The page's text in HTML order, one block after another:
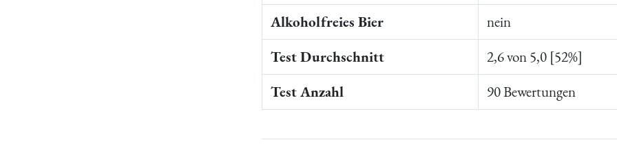
Alkoholfreies Bier
nein
Test Durchschnitt
2,6 von 5,0 [52%]
Test Anzahl
90 Bewertungen